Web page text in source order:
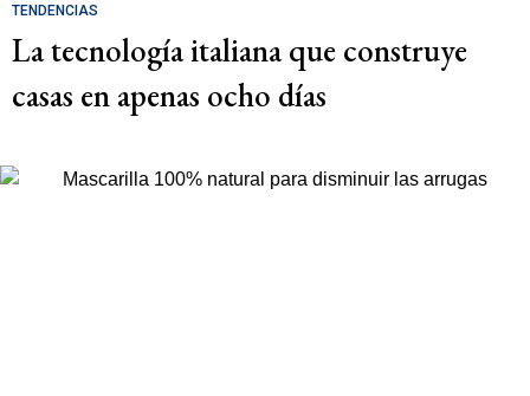
TENDENCIAS
La tecnología italiana que construye
casas en apenas ocho días